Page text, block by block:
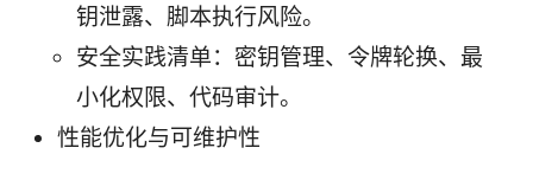
钥泄露、脚本执行风险。
安全实践清单：密钥管理、令牌轮换、最
小化权限、代码审计。
性能优化与可维护性